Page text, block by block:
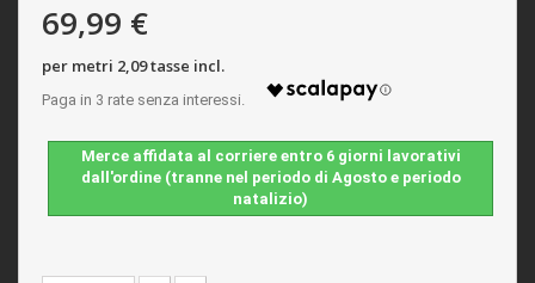
69,99 €
per metri 2,09 tasse incl.
Merce affidata al corriere entro 6 giorni lavorativi
dall'ordine (tranne nel periodo di Agosto e periodo
natalizio)